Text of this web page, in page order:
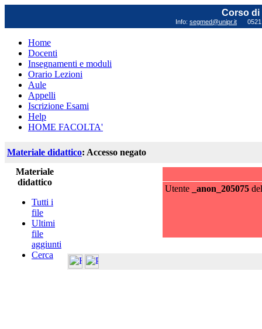
Corso di
Info: segmed@unipr.it
Home
Docenti
Insegnamenti e moduli
Orario Lezioni
Aule
Appelli
Iscrizione Esami
Help
HOME FACOLTA'
Materiale didattico: Accesso negato
Materiale
didattico
Tutti i
file
Ultimi
file
aggiunti
Cerca
Utente _anon_205075